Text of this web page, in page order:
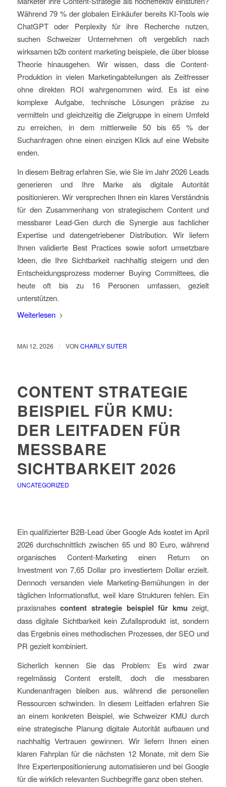
Während 79 % der globalen Einkäufer bereits KI-Tools wie
ChatGPT oder Perplexity für ihre Recherche nutzen,
suchen Schweizer Unternehmen oft vergeblich nach
wirksamen b2b content marketing beispiele, die über blosse
Theorie hinausgehen. Wir wissen, dass die Content-
Produktion in vielen Marketingabteilungen als Zeitfresser
ohne direkten ROI wahrgenommen wird. Es ist eine
komplexe Aufgabe, technische Lösungen präzise zu
vermitteln und gleichzeitig die Zielgruppe in einem Umfeld
zu erreichen, in dem mittlerweile 50 bis 65 % der
Suchanfragen ohne einen einzigen Klick auf eine Website
enden.
In diesem Beitrag erfahren Sie, wie Sie im Jahr 2026 Leads
generieren und Ihre Marke als digitale Autorität
positionieren. Wir versprechen Ihnen ein klares Verständnis
für den Zusammenhang von strategischem Content und
messbarer Lead-Gen durch die Synergie aus fachlicher
Expertise und datengetriebener Distribution. Wir liefern
Ihnen validierte Best Practices sowie sofort umsetzbare
Ideen, die Ihre Sichtbarkeit nachhaltig steigern und den
Entscheidungsprozess moderner Buying Committees, die
heute oft bis zu 16 Personen umfassen, gezielt
unterstützen.
Weiterlesen
MAI 12, 2026 / VON CHARLY SUTER
CONTENT STRATEGIE
BEISPIEL FÜR KMU:
DER LEITFADEN FÜR
MESSBARE
SICHTBARKEIT 2026
UNCATEGORIZED
Ein qualifizierter B2B-Lead über Google Ads kostet im April
2026 durchschnittlich zwischen 65 und 80 Euro, während
organisches Content-Marketing einen Return on
Investment von 7,65 Dollar pro investiertem Dollar erzielt.
Dennoch versanden viele Marketing-Bemühungen in der
täglichen Informationsflut, weil klare Strukturen fehlen. Ein
praxisnahescontent strategie beispiel für kmu zeigt,
dass digitale Sichtbarkeit kein Zufallsprodukt ist, sondern
das Ergebnis eines methodischen Prozesses, der SEO und
PR gezielt kombiniert.
Sicherlich kennen Sie das Problem: Es wird zwar
regelmässig Content erstellt, doch die messbaren
Kundenanfragen bleiben aus, während die personellen
Ressourcen schwinden. In diesem Leitfaden erfahren Sie
an einem konkreten Beispiel, wie Schweizer KMU durch
eine strategische Planung digitale Autorität aufbauen und
nachhaltig Vertrauen gewinnen. Wir liefern Ihnen einen
klaren Fahrplan für die nächsten 12 Monate, mit dem Sie
Ihre Expertenpositionierung automatisieren und bei Google
für die wirklich relevanten Suchbegriffe ganz oben stehen.